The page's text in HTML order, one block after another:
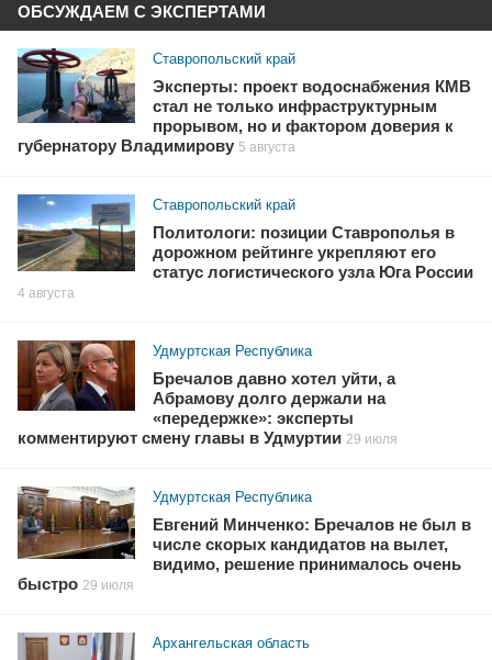
ОБСУЖДАЕМ С ЭКСПЕРТАМИ
Ставропольский край
Эксперты: проект водоснабжения КМВ
стал не только инфраструктурным
прорывом, но и фактором доверия к
губернатору Владимирову 5 августа
Ставропольский край
Политологи: позиции Ставрополья в
дорожном рейтинге укрепляют его
статус логистического узла Юга России
4 августа
Удмуртская Республика
Бречалов давно хотел уйти, а
Абрамову долго держали на
«передержке»: эксперты
комментируют смену главы в Удмуртии 29 июля
Удмуртская Республика
Евгений Минченко: Бречалов не был в
числе скорых кандидатов на вылет,
видимо, решение принималось очень
быстро 29 июля
Архангельская область